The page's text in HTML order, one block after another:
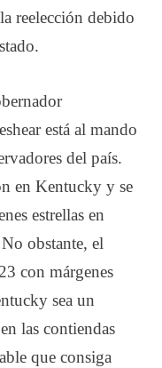
reelección debido
está al mando
del país.
en Kentucky y se
estrellas en
obstante, el
con márgenes
sea un
las contiendas
que consiga